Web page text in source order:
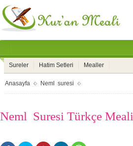
Sureler Hatim Setleri Mealler
Anasayfa Neml suresi
Neml Suresi Türkçe Meali